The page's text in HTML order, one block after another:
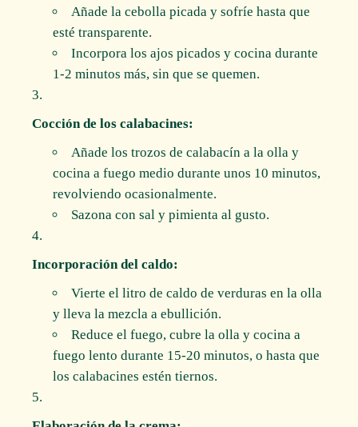
Añade la cebolla picada y sofríe hasta que
esté transparente.
Incorpora los ajos picados y cocina durante
1-2 minutos más, sin que se quemen.
Cocción de los calabacines:
Añade los trozos de calabacín a la olla y
cocina a fuego medio durante unos 10 minutos,
revolviendo ocasionalmente.
Sazona con sal y pimienta al gusto.
Incorporación del caldo:
Vierte el litro de caldo de verduras en la olla
y lleva la mezcla a ebullición.
Reduce el fuego, cubre la olla y cocina a
fuego lento durante 15-20 minutos, o hasta que
los calabacines estén tiernos.